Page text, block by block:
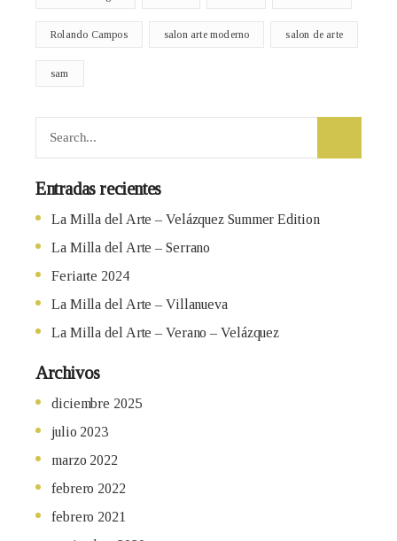
Rolando Campos salon arte moderno salon de arte
sam
Entradas recientes
La Milla del Arte – Velázquez Summer Edition
La Milla del Arte – Serrano
Feriarte 2024
La Milla del Arte – Villanueva
La Milla del Arte – Verano – Velázquez
Archivos
diciembre 2025
julio 2023
marzo 2022
febrero 2022
febrero 2021